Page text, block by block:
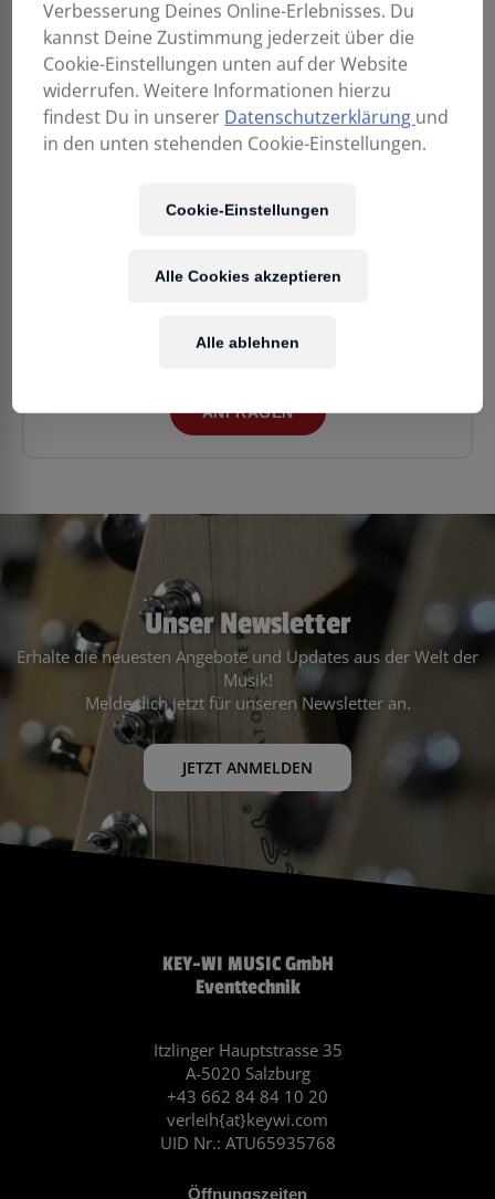
LEHLE DUAL SGoS
LEHLE SUNDAY
Unser Team hilft gerne bei der Suche nach dem
Anfrage.
ANFRAGEN
Unser Newsletter
Erhalte die neuesten Angebote und Updates aus der Welt der
Musik!
Melde dich jetzt für unseren Newsletter an.
JETZT ANMELDEN
KEY-WI MUSIC GmbH
Eventtechnik
Itzlinger Hauptstrasse 35
A-5020 Salzburg
+43 662 84 84 10 20
verleih{at}keywi.com
UID Nr.: ATU65935768
Öffnungszeiten
Verbesserung Deines Online-Erlebnisses. Du
kannst Deine Zustimmung jederzeit über die
Cookie-Einstellungen unten auf der Website
widerrufen. Weitere Informationen hierzu
findest Du in unserer Datenschutzerklärung und
in den unten stehenden Cookie-Einstellungen.
Cookie-Einstellungen
Alle ablehnen
Alle Cookies akzeptieren